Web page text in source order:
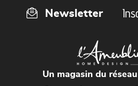
Newsletter
Un magasin du